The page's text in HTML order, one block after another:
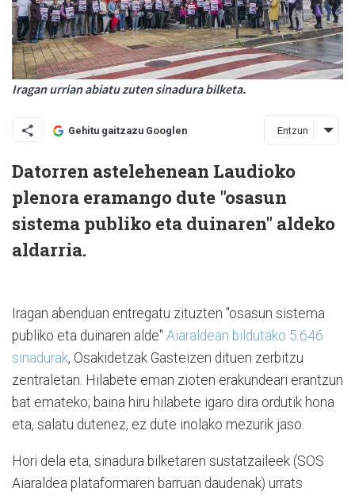
Iragan urrian abiatu zuten sinadura bilketa.
Gehitu gaitzazu Googlen Entzun
Datorren astelehenean Laudioko
plenora eramango dute "osasun
sistema publiko eta duinaren" aldeko
aldarria.
Iragan abenduan entregatu zituzten "osasun sistema
publiko eta duinaren alde" Aiaraldean bildutako 5.646
sinadurak, Osakidetzak Gasteizen dituen zerbitzu
zentraletan. Hilabete eman zioten erakundeari erantzun
bat emateko; baina hiru hilabete igaro dira ordutik hona
eta, salatu dutenez, ez dute inolako mezurik jaso.
Hori dela eta, sinadura bilketaren sustatzaileek (SOS
Aiaraldea plataformaren barruan daudenak) urrats